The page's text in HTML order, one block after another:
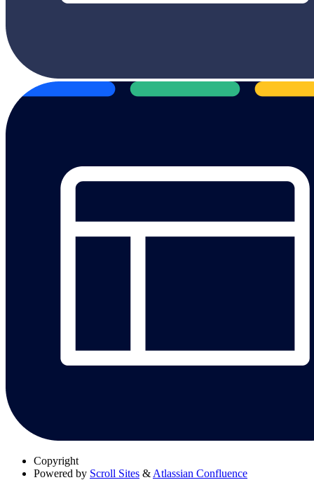
Copyright
Powered by Scroll Sites & Atlassian Confluence